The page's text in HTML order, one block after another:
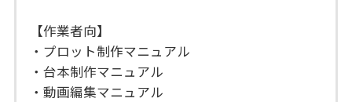
【作業者向】
・プロット制作マニュアル
・台本制作マニュアル
・動画編集マニュアル